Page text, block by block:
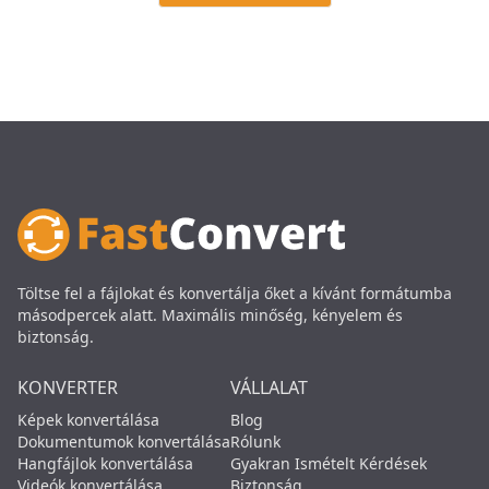
Töltse fel a fájlokat és konvertálja őket a kívánt formátumba
másodpercek alatt. Maximális minőség, kényelem és
biztonság.
KONVERTER
Képek konvertálása
Dokumentumok konvertálása
Hangfájlok konvertálása
VÁLLALAT
Blog
Rólunk
Gyakran Ismételt Kérdések